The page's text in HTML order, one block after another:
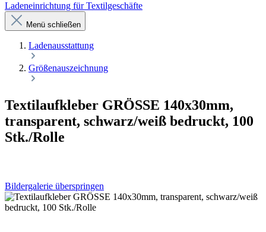
Ladeneinrichtung für Textilgeschäfte
Menü schließen
Laden­ausstattung
Größenauszeichnung
Textilaufkleber GRÖSSE 140x30mm,
transparent, schwarz/weiß bedruckt, 100
Stk./Rolle
Bildergalerie überspringen